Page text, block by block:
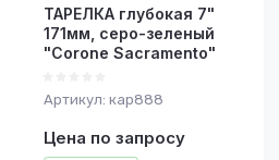
ТАРЕЛКА глубокая 7"
171мм, серо-зеленый
"Corone Sacramento"
Артикул: кар888
Цена по запросу